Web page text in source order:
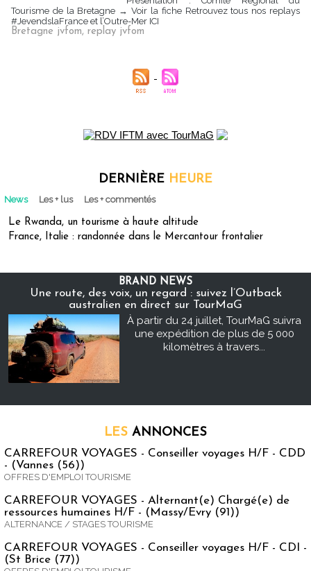
Tourisme de la Bretagne → Voir la fiche Retrouvez tous nos replays
#JevendslaFrance et l’Outre-Mer ICI
Bretagne jvfom, replay jvfom
DERNIÈRE HEURE
News Les + lus Les + commentés
Le Rwanda, un tourisme à haute altitude
France, Italie : randonnée dans le Mercantour frontalier
BRAND NEWS
Une route, des voix, un regard : suivez l’Outback
australien en direct sur TourMaG
À partir du 24 juillet, TourMaG suivra
une expédition de plus de 5 000
kilomètres à travers...
LES ANNONCES
CARREFOUR VOYAGES - Conseiller voyages H/F - CDD
- (Vannes (56))
OFFRES D'EMPLOI TOURISME
CARREFOUR VOYAGES - Alternant(e) Chargé(e) de
ressources humaines H/F - (Massy/Evry (91))
ALTERNANCE / STAGES TOURISME
CARREFOUR VOYAGES - Conseiller voyages H/F - CDI -
(St Brice (77))